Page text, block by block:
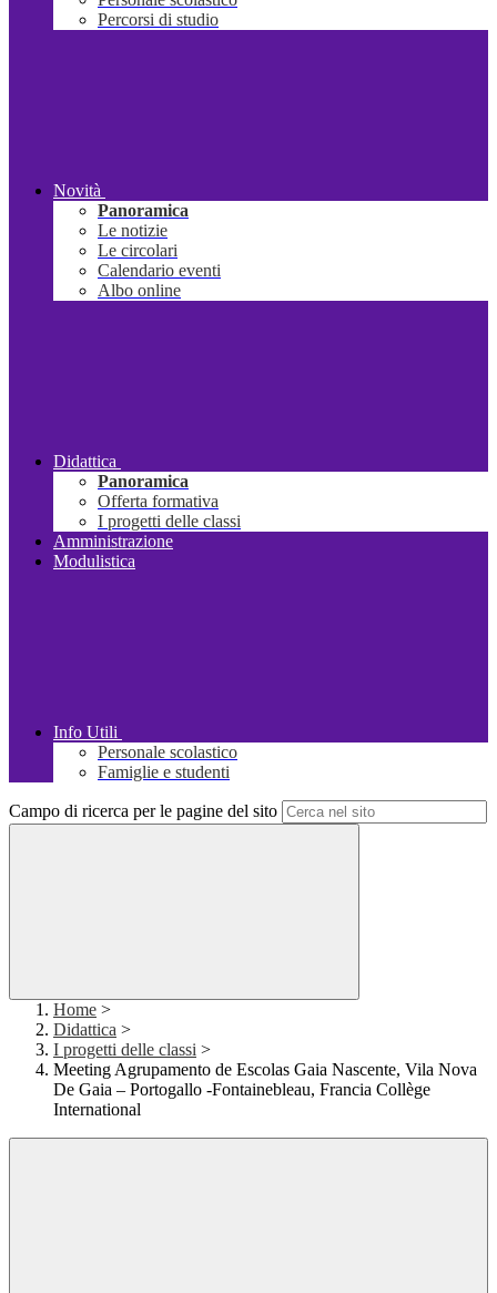
Percorsi di studio
Novità
Panoramica
Le notizie
Le circolari
Calendario eventi
Albo online
Didattica
Panoramica
Offerta formativa
I progetti delle classi
Amministrazione
Modulistica
Info Utili
Personale scolastico
Famiglie e studenti
Campo di ricerca per le pagine del sito
Home >
Didattica >
I progetti delle classi >
Meeting Agrupamento de Escolas Gaia Nascente, Vila Nova
De Gaia – Portogallo -Fontainebleau, Francia Collège
International